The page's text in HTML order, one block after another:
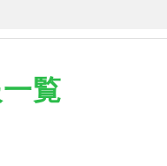
覧